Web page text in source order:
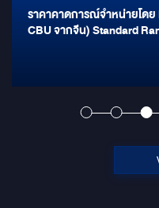
ข่าวสารรถยนต์ : BYD
2,507 คัน ย้ำพร้อมส่งมอบล็อ
รถยนต์ไฟฟ้า BYD ATTO
รุ่นดังกล่าวปักหลักจองคิวแ
ภายในสิ้นปีนี้อย่างแน่นอน สำหรับรถยนต์ไฟฟ้า BYD ATTO 3 ที่
วางจำหน่ายในช่วงแรกจะเ
Range ในออสเตรเลีย) ติด